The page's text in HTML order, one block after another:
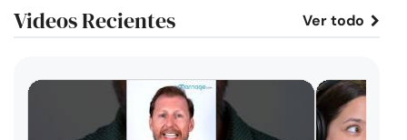
Videos Recientes Ver todo